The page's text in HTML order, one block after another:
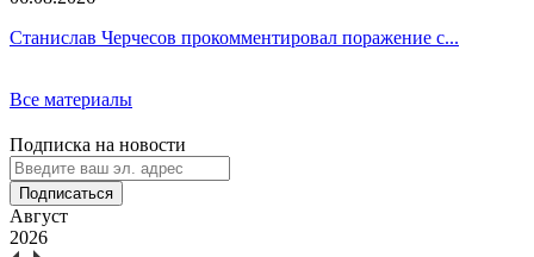
Станислав Черчесов прокомментировал поражение с...
Все материалы
Подписка на новости
Подписаться
Август
2026